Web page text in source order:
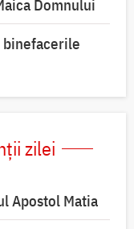
Domnului
binefacerile
zilei
Apostol Matia